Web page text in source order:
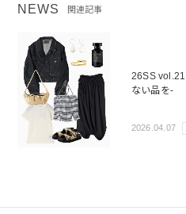
※写真は実際のカラーと若干相違す
※サイズ表記は弊社規定によるもの
NEWS 関連記事
26SS
ない品を-
2026.04.07